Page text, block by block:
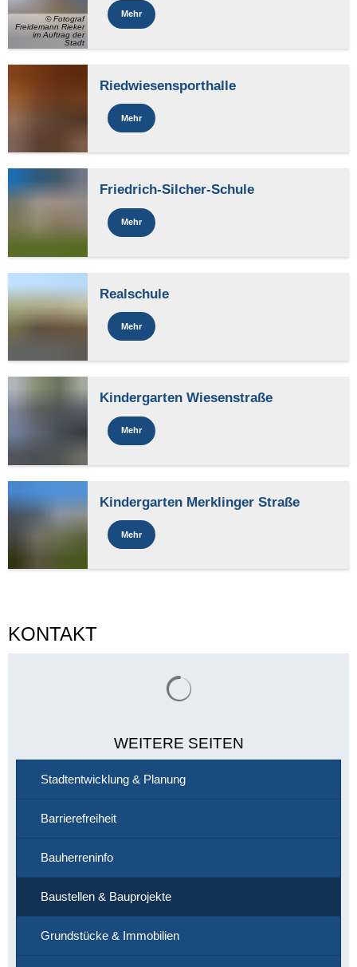
© Fotograf
Freidemann Rieker
im Auftrag der
Stadt
Mehr
Riedwiesensporthalle
Mehr
Friedrich-Silcher-Schule
Mehr
Realschule
Mehr
Kindergarten Wiesenstraße
Mehr
Kindergarten Merklinger Straße
Mehr
KONTAKT
WEITERE SEITEN
Stadtentwicklung & Planung
Barrierefreiheit
Bauherreninfo
Baustellen & Bauprojekte
Grundstücke & Immobilien